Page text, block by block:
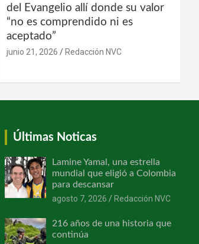
del Evangelio allí donde su valor
“no es comprendido ni es
aceptado”
junio 21, 2026 Redacción NVC
Últimas Noticas
Lamine Yamal, una estrella
mundial que eligió a Colombia
para descansar
agosto 7, 2026
Redacción NVC
216 años de una historia que
continúa